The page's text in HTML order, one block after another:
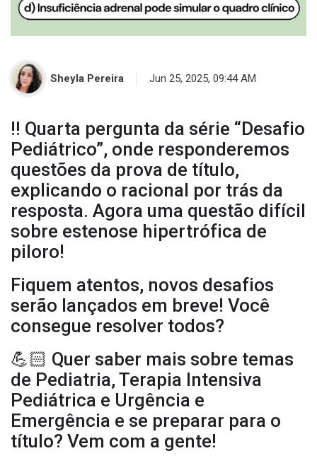
Sheyla Pereira Jun 25, 2025, 09:44 AM
‼️ Quarta pergunta da série “Desafio
Pediátrico”, onde responderemos
questões da prova de título,
explicando o racional por trás da
resposta. Agora uma questão difícil
sobre estenose hipertrófica de
piloro!
Fiquem atentos, novos desafios
serão lançados em breve! Você
consegue resolver todos?
💪🏻 Quer saber mais sobre temas
de Pediatria, Terapia Intensiva
Pediátrica e Urgência e
Emergência e se preparar para o
título? Vem com a gente!